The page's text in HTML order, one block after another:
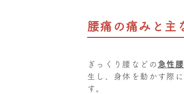
腰痛の痛みと主
ぎっくり腰などの急性
生し、身体を動かす際に
す。